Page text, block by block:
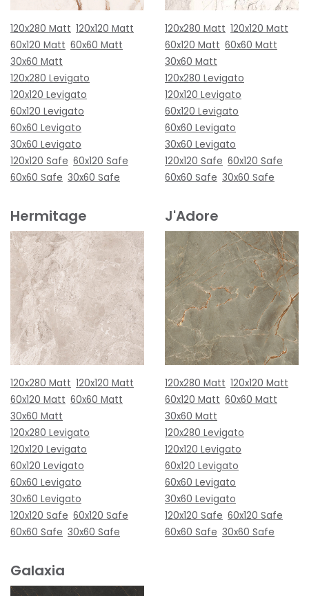
120x280 Matt 120x120 Matt
60x120 Matt 60x60 Matt
30x60 Matt
120x280 Levigato
120x120 Levigato
60x120 Levigato
60x60 Levigato
30x60 Levigato
120x120 Safe 60x120 Safe
60x60 Safe 30x60 Safe
120x280 Matt 120x120 Matt
60x120 Matt 60x60 Matt
30x60 Matt
120x280 Levigato
120x120 Levigato
60x120 Levigato
60x60 Levigato
30x60 Levigato
120x120 Safe 60x120 Safe
60x60 Safe 30x60 Safe
Hermitage
120x280 Matt 120x120 Matt
60x120 Matt 60x60 Matt
30x60 Matt
120x280 Levigato
120x120 Levigato
60x120 Levigato
60x60 Levigato
30x60 Levigato
120x120 Safe 60x120 Safe
60x60 Safe 30x60 Safe
J'Adore
120x280 Matt 120x120 Matt
60x120 Matt 60x60 Matt
30x60 Matt
120x280 Levigato
120x120 Levigato
60x120 Levigato
60x60 Levigato
30x60 Levigato
120x120 Safe 60x120 Safe
60x60 Safe 30x60 Safe
Galaxia